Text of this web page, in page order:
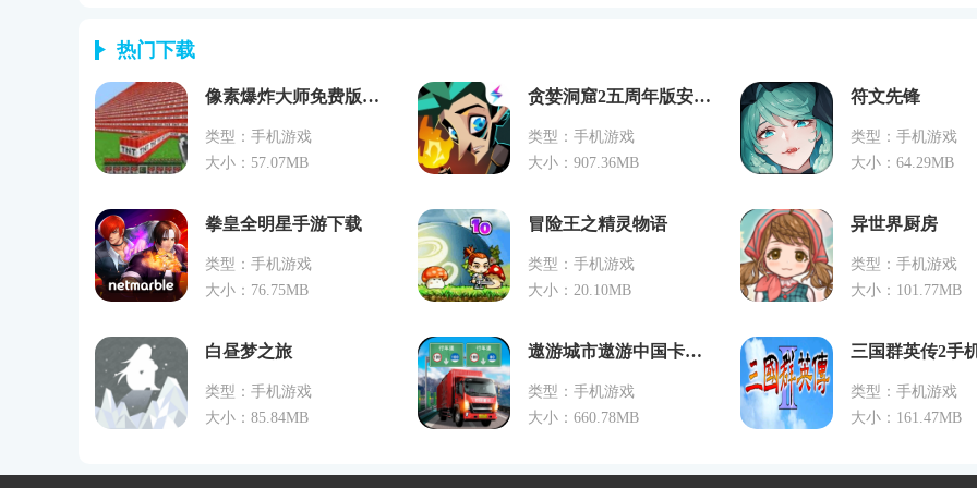
热门下载
像素爆炸大师免费版下载
类型：手机游戏
大小：57.07MB
贪婪洞窟2五周年版安卓下载
类型：手机游戏
大小：907.36MB
符文先锋
类型：手机游戏
大小：64.29MB
拳皇全明星手游下载
类型：手机游戏
大小：76.75MB
冒险王之精灵物语
类型：手机游戏
大小：20.10MB
异世界厨房
类型：手机游戏
大小：101.77MB
白昼梦之旅
类型：手机游戏
大小：85.84MB
遨游城市遨游中国卡车模拟器
类型：手机游戏
大小：660.78MB
三国群英传2手
类型：手机游戏
大小：161.47MB